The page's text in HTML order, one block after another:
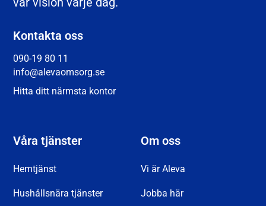
Kontakta oss
090-19 80 11
info@alevaomsorg.se
Hitta ditt närmsta kontor
Våra tjänster
Hemtjänst
Hushållsnära tjänster
Om oss
Vi är Aleva
Jobba här